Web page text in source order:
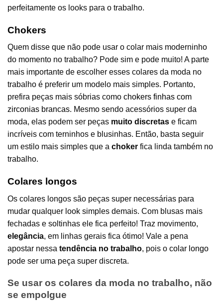
perfeitamente os looks para o trabalho.
Chokers
Quem disse que não pode usar o colar mais moderninho
do momento no trabalho? Pode sim e pode muito! A parte
mais importante de escolher esses colares da moda no
trabalho é preferir um modelo mais simples. Portanto,
prefira peças mais sóbrias como chokers finhas com
zirconias brancas. Mesmo sendo acessórios super da
moda, elas podem ser peças muito discretas e ficam
incríveis com terninhos e blusinhas. Então, basta seguir
um estilo mais simples que a choker fica linda também no
trabalho.
Colares longos
Os colares longos são peças super necessárias para
mudar qualquer look simples demais. Com blusas mais
fechadas e soltinhas ele fica perfeito! Traz movimento,
elegância, em linhas gerais fica ótimo! Vale a pena
apostar nessa tendência no trabalho, pois o colar longo
pode ser uma peça super discreta.
Se usar os colares da moda no trabalho, não
se empolgue